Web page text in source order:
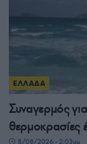
ΕΛΛΑΔΑ
Συναγερμός
θερμοκρασίες
8/08/2026 - 2:03μμ